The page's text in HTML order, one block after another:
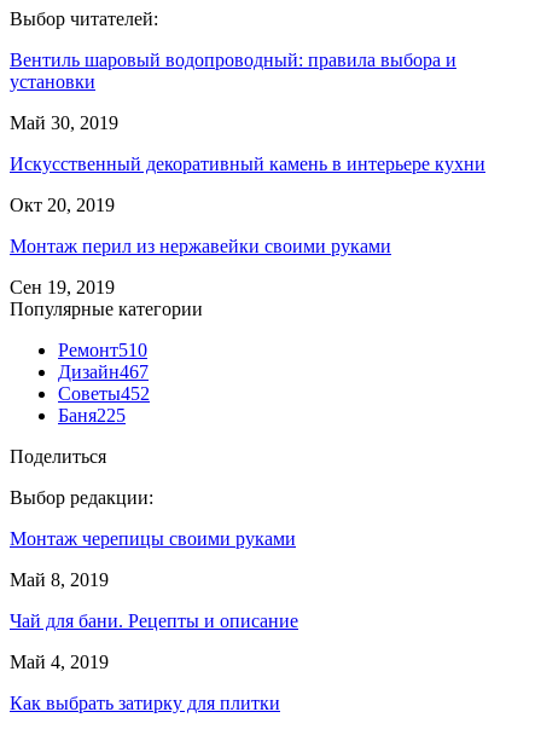
Выбор читателей:
Вентиль шаровый водопроводный: правила выбора и
установки
Май 30, 2019
Искусственный декоративный камень в интерьере кухни
Окт 20, 2019
Монтаж перил из нержавейки своими руками
Сен 19, 2019
Популярные категории
Ремонт510
Дизайн467
Советы452
Баня225
Поделиться
Выбор редакции:
Монтаж черепицы своими руками
Май 8, 2019
Чай для бани. Рецепты и описание
Май 4, 2019
Как выбрать затирку для плитки